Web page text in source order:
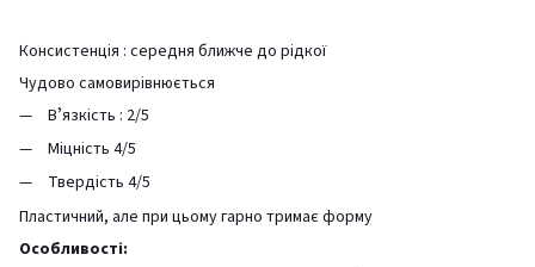
Консистенція : середня ближче до рідкої
Чудово самовирівнюється
Вʼязкість : 2/5
Міцність 4/5
Твердість 4/5
Пластичний, але при цьому гарно тримає форму
Особливості: